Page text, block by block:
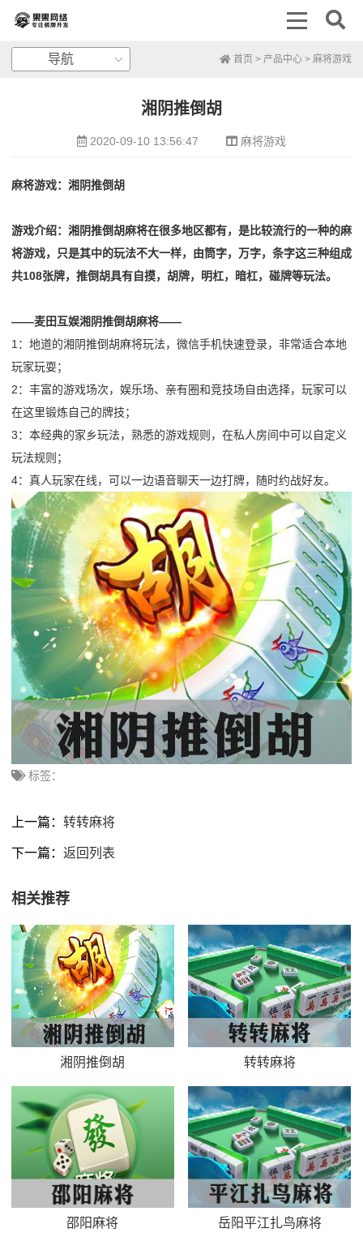
导航 首页 > 产品中心 > 麻将游戏
湘阴推倒胡
2020-09-10 13:56:47 麻将游戏
麻将游戏：湘阴推倒胡
游戏介绍：湘阴推倒胡麻将在很多地区都有，是比较流行的一种的麻
将游戏，只是其中的玩法不大一样，由筒字，万字，条字这三种组成
共108张牌，推倒胡具有自摸，胡牌，明杠，暗杠，碰牌等玩法。
——麦田互娱湘阴推倒胡麻将——
1：地道的湘阴推倒胡麻将玩法，微信手机快速登录，非常适合本地
玩家玩耍；
2：丰富的游戏场次，娱乐场、亲有圈和竞技场自由选择，玩家可以
在这里锻炼自己的牌技；
3：本经典的家乡玩法，熟悉的游戏规则，在私人房间中可以自定义
玩法规则；
4：真人玩家在线，可以一边语音聊天一边打牌，随时约战好友。
标签：
上一篇： 转转麻将
下一篇： 返回列表
相关推荐
湘阴推倒胡 转转麻将
邵阳麻将 岳阳平江扎鸟麻将